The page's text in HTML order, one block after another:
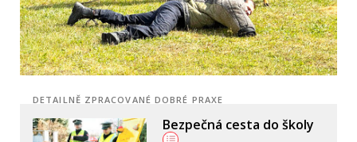
DETAILNĚ ZPRACOVANÉ DOBRÉ PRAXE
Bezpečná cesta do školy